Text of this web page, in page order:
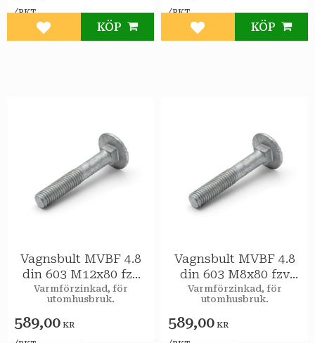
/PKT
Lägg till i favoriter
KÖP
/PKT
Lägg till i favoriter
KÖP
Vagnsbult MVBF 4.8
din 603 M12x80 fzv
25st/pkt
Varmförzinkad, för
utomhusbruk.
589,00 KR
Vagnsbult MVBF 4.8
din 603 M8x80 fzv
50st/pkt
Varmförzinkad, för
utomhusbruk.
589,00 KR